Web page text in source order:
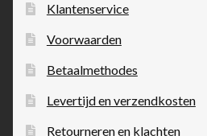
Klantenservice
Voorwaarden
Betaalmethodes
Levertijd en verzendkosten
Retourneren en klachten